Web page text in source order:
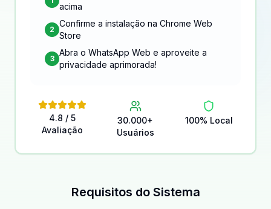
acima
2
Confirme a instalação na Chrome Web
Store
3
Abra o WhatsApp Web e aproveite a
privacidade aprimorada!
4.8 / 5
Avaliação
30.000+
Usuários
100% Local
Requisitos do Sistema